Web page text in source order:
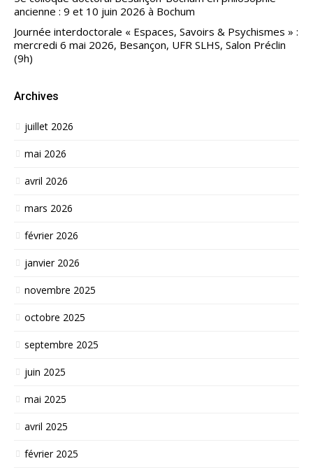
ancienne : 9 et 10 juin 2026 à Bochum
Journée interdoctorale « Espaces, Savoirs & Psychismes » :
mercredi 6 mai 2026, Besançon, UFR SLHS, Salon Préclin
(9h)
Archives
juillet 2026
mai 2026
avril 2026
mars 2026
février 2026
janvier 2026
novembre 2025
octobre 2025
septembre 2025
juin 2025
mai 2025
avril 2025
février 2025